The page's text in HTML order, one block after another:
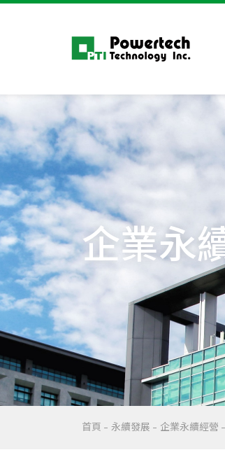
企業永
首頁 永續發展 企業永續經營